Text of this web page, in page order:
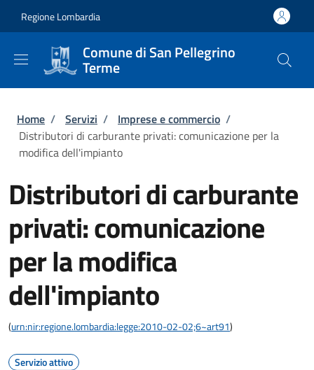
Regione Lombardia
Comune di San Pellegrino
Terme
Briciole di pane
Home / Servizi / Imprese e commercio /
Distributori di carburante privati: comunicazione per la
modifica dell'impianto
Distributori di carburante
privati: comunicazione
per la modifica
dell'impianto
(urn:nir:regione.lombardia:legge:2010-02-02;6~art91)
Servizio attivo